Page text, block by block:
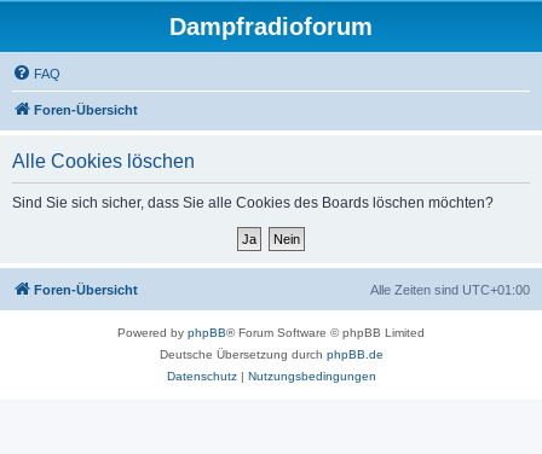
Dampfradioforum
FAQ
Foren-Übersicht
Alle Cookies löschen
Sind Sie sich sicher, dass Sie alle Cookies des Boards löschen möchten?
Foren-Übersicht Alle Zeiten sind UTC+01:00
Powered by phpBB® Forum Software © phpBB Limited
Deutsche Übersetzung durch phpBB.de
Datenschutz| Nutzungsbedingungen